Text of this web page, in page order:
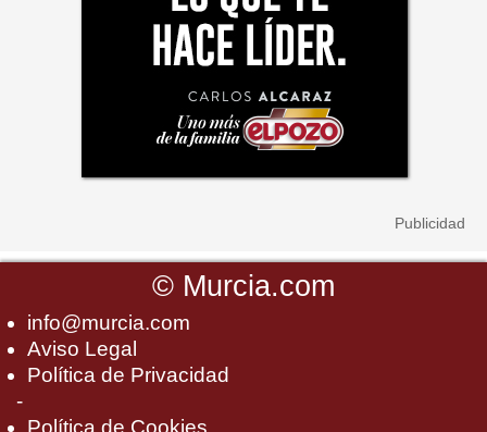
© Murcia.com
info@murcia.com
Aviso Legal
Política de Privacidad
-
Política de Cookies